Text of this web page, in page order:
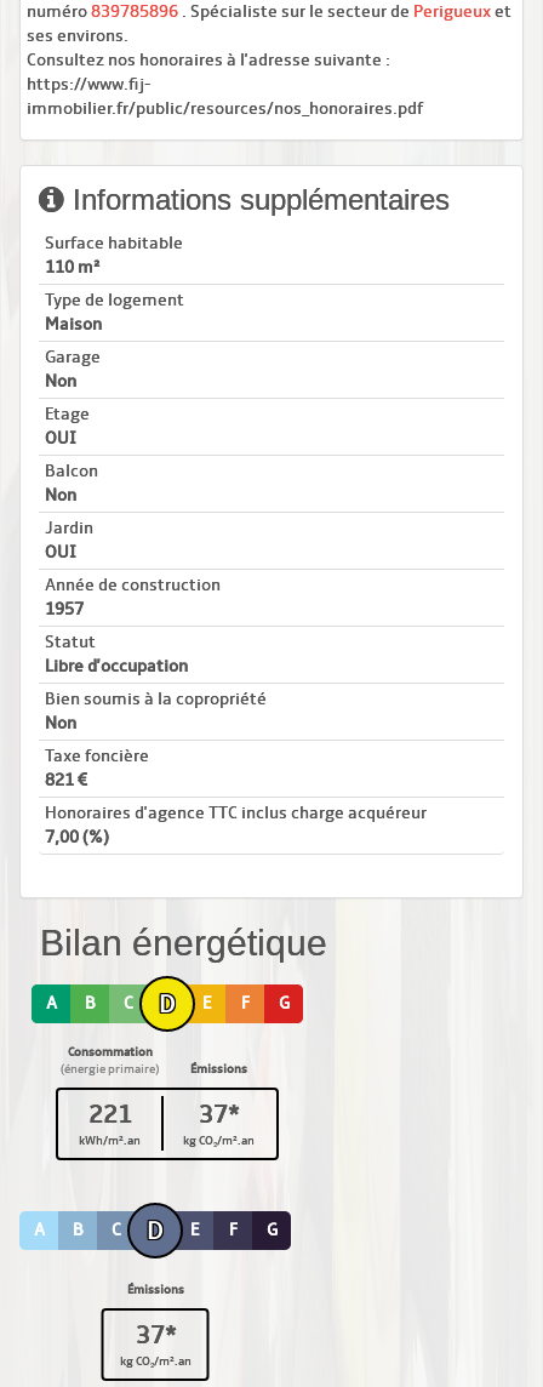
numéro839785896 . Spécialiste sur le secteur de Perigueuxet
ses environs.
Consultez nos honoraires à l'adresse suivante :
https://www.fij-
immobilier.fr/public/resources/nos_honoraires.pdf
Informations supplémentaires
Surface habitable
110 m²
Type de logement
Maison
Garage
Non
Etage
OUI
Balcon
Non
Jardin
OUI
Année de construction
1957
Statut
Libre d'occupation
Bien soumis à la copropriété
Non
Taxe foncière
821
Honoraires d'agence TTC inclus charge acquéreur
7,00 (%)
Bilan énergétique
A B C
221
kWh/m².an
Consommation
(énergie primaire)
37*
kg CO₂/m².an
Émissions
D E F G
A B C
37*
kg CO₂/m².an
Émissions
D E F G